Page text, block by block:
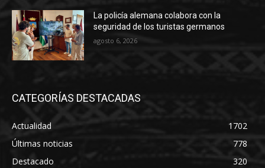
La policía alemana colabora con la
seguridad de los turistas germanos
agosto 6, 2026
CATEGORÍAS DESTACADAS
Actualidad
1702
Últimas noticias
778
Destacado
320